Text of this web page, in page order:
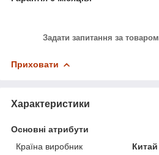
Задати запитання за товаром
Приховати
Характеристики
Основні атрибути
Країна виробник
Китай